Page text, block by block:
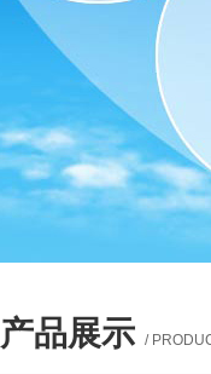
产品展示 /